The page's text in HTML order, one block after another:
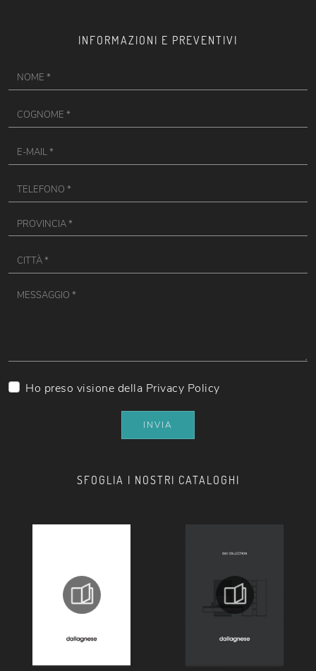
SFOGLIA I NOSTRI CATALOGHI
INFORMAZIONI E PREVENTIVI
Ho preso visione della Privacy Policy
INVIA